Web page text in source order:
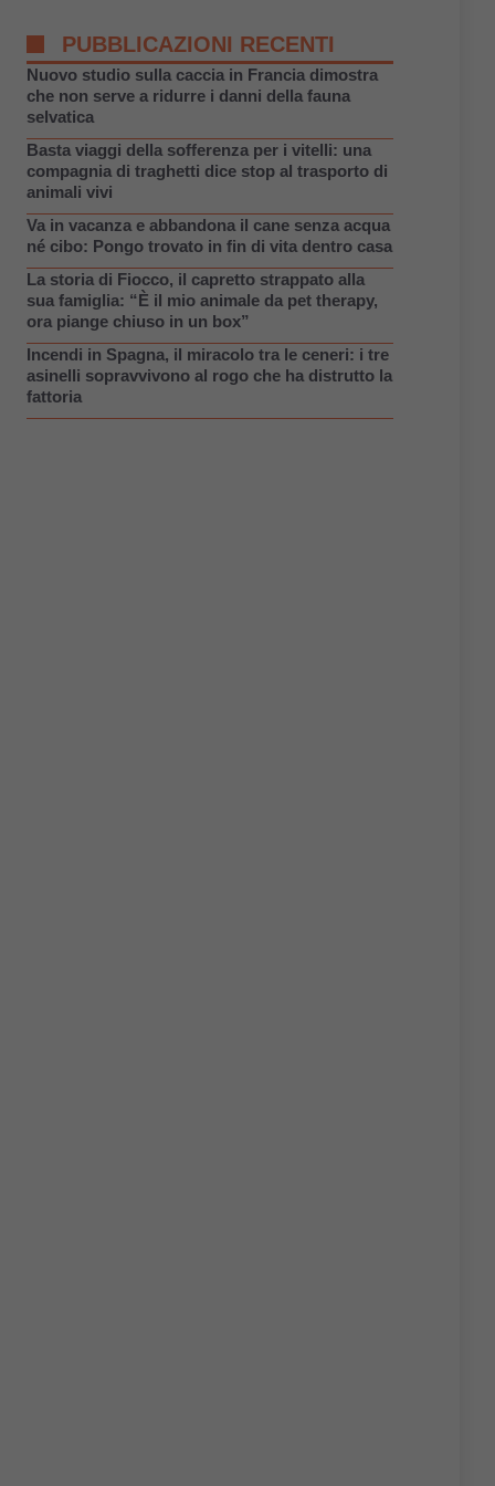
PUBBLICAZIONI RECENTI
Nuovo studio sulla caccia in Francia dimostra
che non serve a ridurre i danni della fauna
selvatica
Basta viaggi della sofferenza per i vitelli: una
compagnia di traghetti dice stop al trasporto di
animali vivi
Va in vacanza e abbandona il cane senza acqua
né cibo: Pongo trovato in fin di vita dentro casa
La storia di Fiocco, il capretto strappato alla
sua famiglia: “È il mio animale da pet therapy,
ora piange chiuso in un box”
Incendi in Spagna, il miracolo tra le ceneri: i tre
asinelli sopravvivono al rogo che ha distrutto la
fattoria